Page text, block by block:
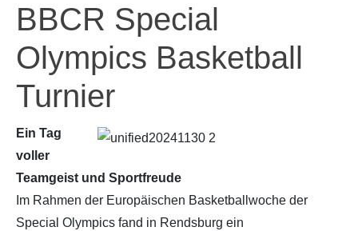
BBCR Special
Olympics Basketball
Turnier
Ein Tag
voller
Teamgeist und Sportfreude
Im Rahmen der Europäischen Basketballwoche der
Special Olympics fand in Rendsburg ein